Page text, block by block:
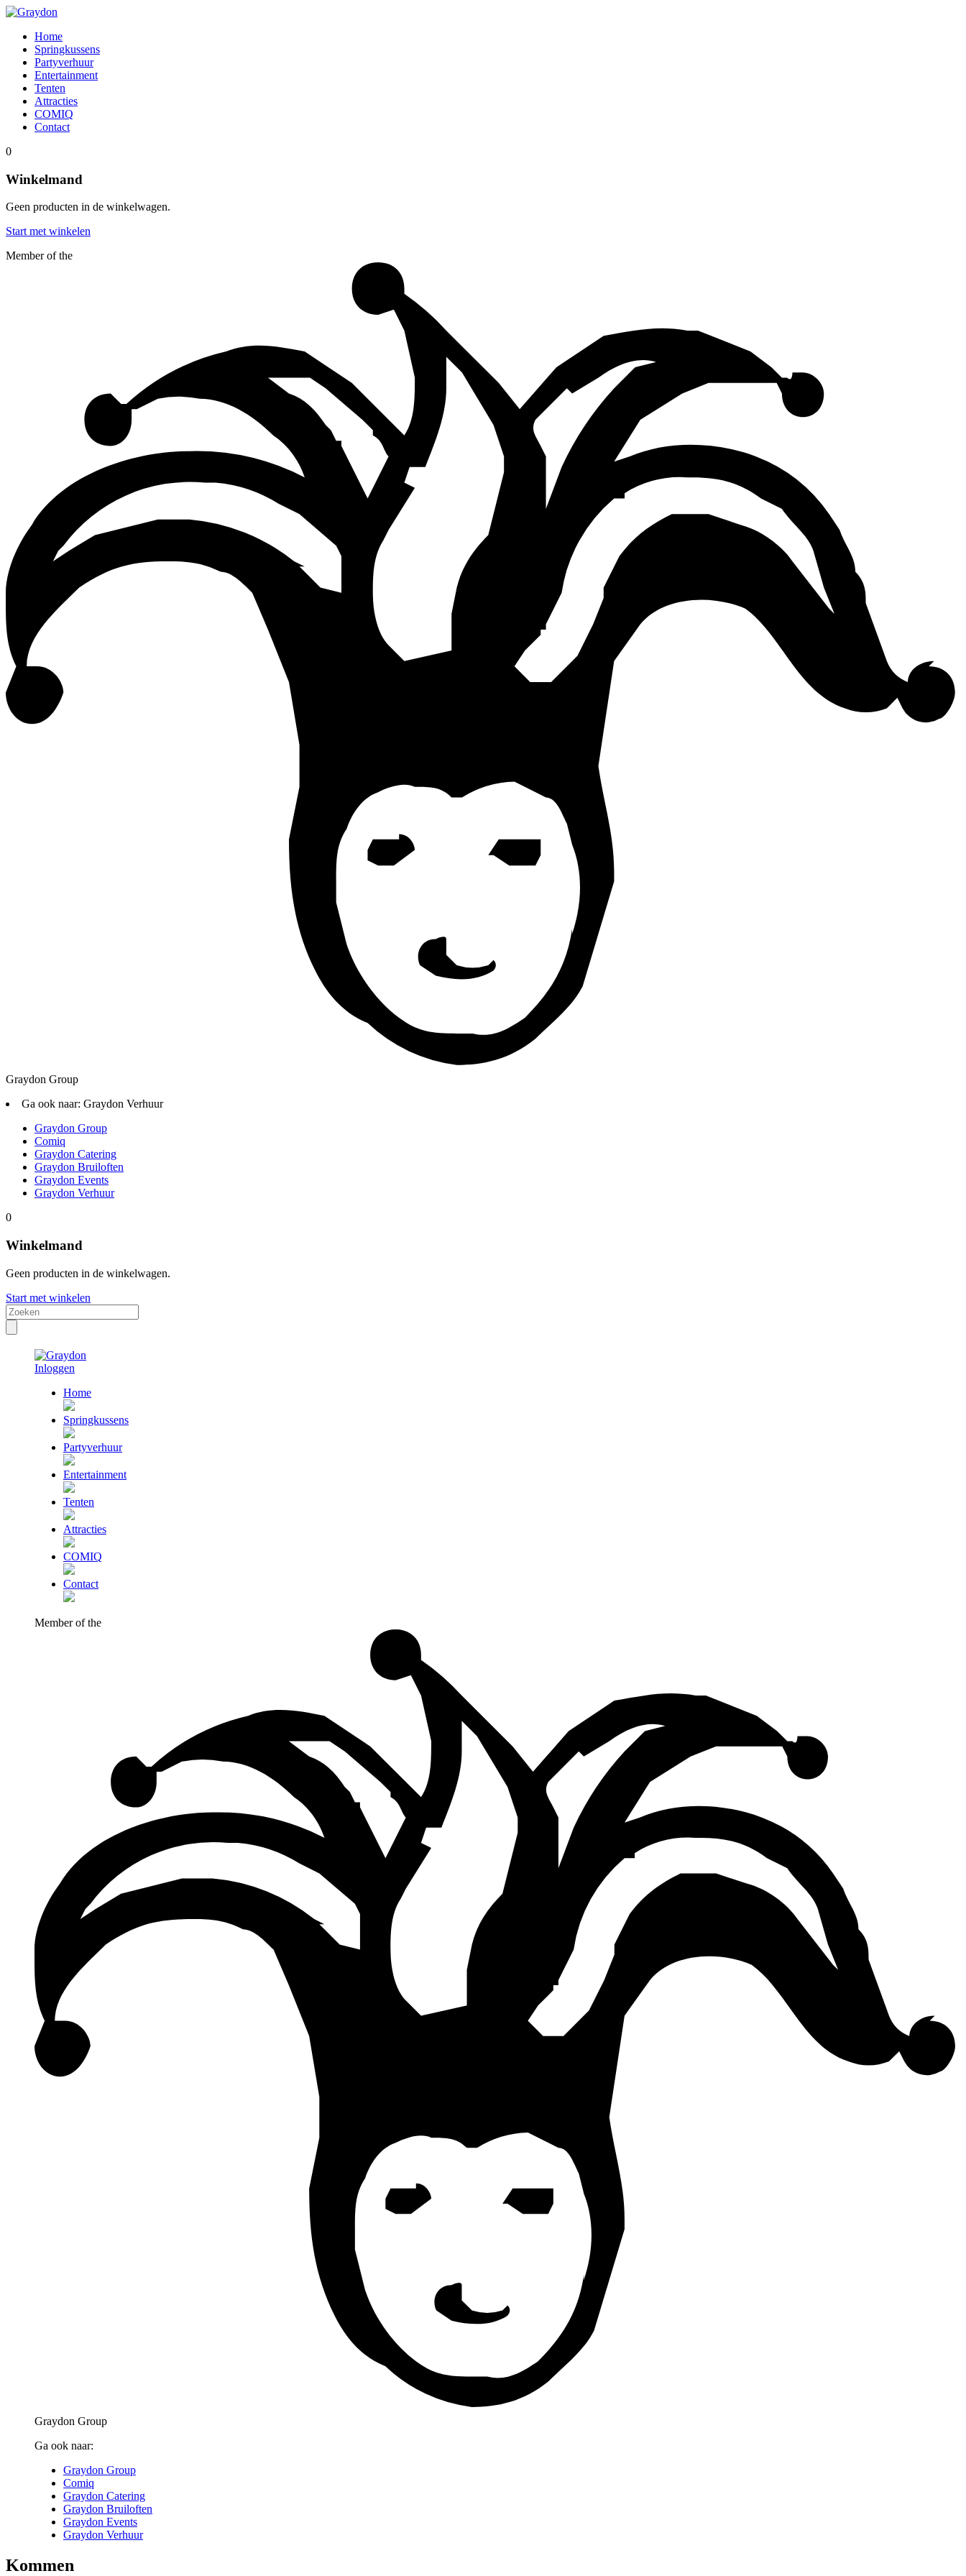
Home
Springkussens
Partyverhuur
Entertainment
Tenten
Attracties
COMIQ
Contact
0
Winkelmand
Geen producten in de winkelwagen.
Start met winkelen
Member of the
Graydon Group
Ga ook naar: Graydon Verhuur
Graydon Group
Comiq
Graydon Catering
Graydon Bruiloften
Graydon Events
Graydon Verhuur
0
Winkelmand
Geen producten in de winkelwagen.
Start met winkelen
Inloggen
Home
Springkussens
Partyverhuur
Entertainment
Tenten
Attracties
COMIQ
Contact
Member of the
Graydon Group
Ga ook naar:
Graydon Group
Comiq
Graydon Catering
Graydon Bruiloften
Graydon Events
Graydon Verhuur
Kommen